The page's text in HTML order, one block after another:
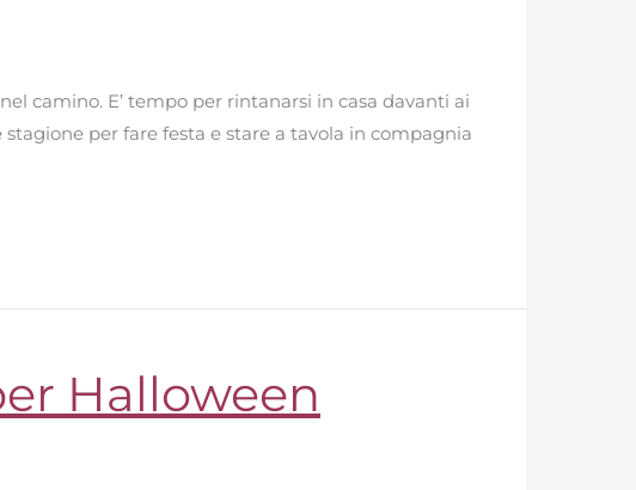
camino. E’ tempo per rintanarsi in casa davanti ai
per fare festa e stare a tavola in compagnia
Halloween